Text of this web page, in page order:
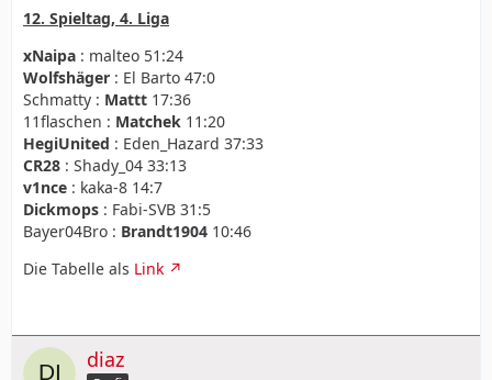
12. Spieltag, 4. Liga
xNaipa : malteo 51:24
Wolfshäger : El Barto 47:0
Schmatty : Mattt 17:36
11flaschen : Matchek 11:20
HegiUnited : Eden_Hazard 37:33
CR28 : Shady_04 33:13
v1nce : kaka-8 14:7
Dickmops : Fabi-SVB 31:5
Bayer04Bro : Brandt1904 10:46
Die Tabelle als Link
diaz